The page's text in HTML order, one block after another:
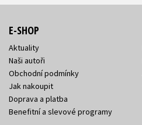
E-SHOP
Aktuality
Naši autoři
Obchodní podmínky
Jak nakoupit
Doprava a platba
Benefitní a slevové programy